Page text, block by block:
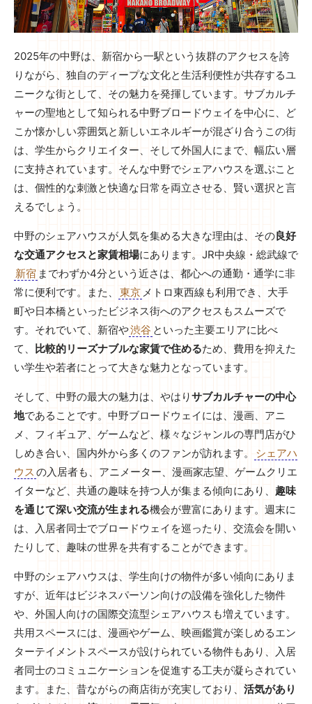
2025年の中野は、新宿から一駅という抜群のアクセスを誇
りながら、独自のディープな文化と生活利便性が共存するユ
ニークな街として、その魅力を発揮しています。サブカルチ
ャーの聖地として知られる中野ブロードウェイを中心に、ど
こか懐かしい雰囲気と新しいエネルギーが混ざり合うこの街
は、学生からクリエイター、そして外国人にまで、幅広い層
に支持されています。そんな中野でシェアハウスを選ぶこと
は、個性的な刺激と快適な日常を両立させる、賢い選択と言
えるでしょう。
中野のシェアハウスが人気を集める大きな理由は、その良好
な交通アクセスと家賃相場にあります。JR中央線・総武線で
新宿 までわずか4分という近さは、都心への通勤・通学に非
常に便利です。また、
東京 メトロ東西線も利用でき、大手
町や日本橋といったビジネス街へのアクセスもスムーズで
す。それでいて、新宿や渋谷 といった主要エリアに比べ
て、 比較的リーズナブルな家賃で住めるため、費用を抑えた
い学生や若者にとって大きな魅力となっています。
そして、中野の最大の魅力は、やはりサブカルチャーの中心
地であることです。中野ブロードウェイには、漫画、アニ
メ、フィギュア、ゲームなど、様々なジャンルの専門店がひ
しめき合い、国内外から多くのファンが訪れます。
シェアハ
ウス の入居者も、アニメーター、漫画家志望、ゲームクリエ
イターなど、共通の趣味を持つ人が集まる傾向にあり、 趣味
を通じて深い交流が生まれる機会が豊富にあります。週末に
は、入居者同士でブロードウェイを巡ったり、交流会を開い
たりして、趣味の世界を共有することができます。
中野のシェアハウスは、学生向けの物件が多い傾向にありま
すが、近年はビジネスパーソン向けの設備を強化した物件
や、外国人向けの国際交流型シェアハウスも増えています。
共用スペースには、漫画やゲーム、映画鑑賞が楽しめるエン
ターテイメントスペースが設けられている物件もあり、入居
者同士のコミュニケーションを促進する工夫が凝らされてい
ます。また、昔ながらの商店街が充実しており、 活気があり